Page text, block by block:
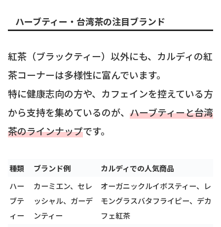
ハーブティー・台湾茶の注目ブランド
紅茶（ブラックティー）以外にも、カルディの紅
茶コーナーは多様性に富んでいます。
特に健康志向の方や、カフェインを控えている方
から支持を集めているのが、 ハーブティーと台湾
茶のラインナップです。
種類 ブランド例
カルディでの人気商品
ハー
ブテ
ィー
カーミエン、セレ
ッシャル、ガーデ
ンティー
オーガニックルイボスティー、レ
モングラスバタフライピー、デカ
フェ紅茶